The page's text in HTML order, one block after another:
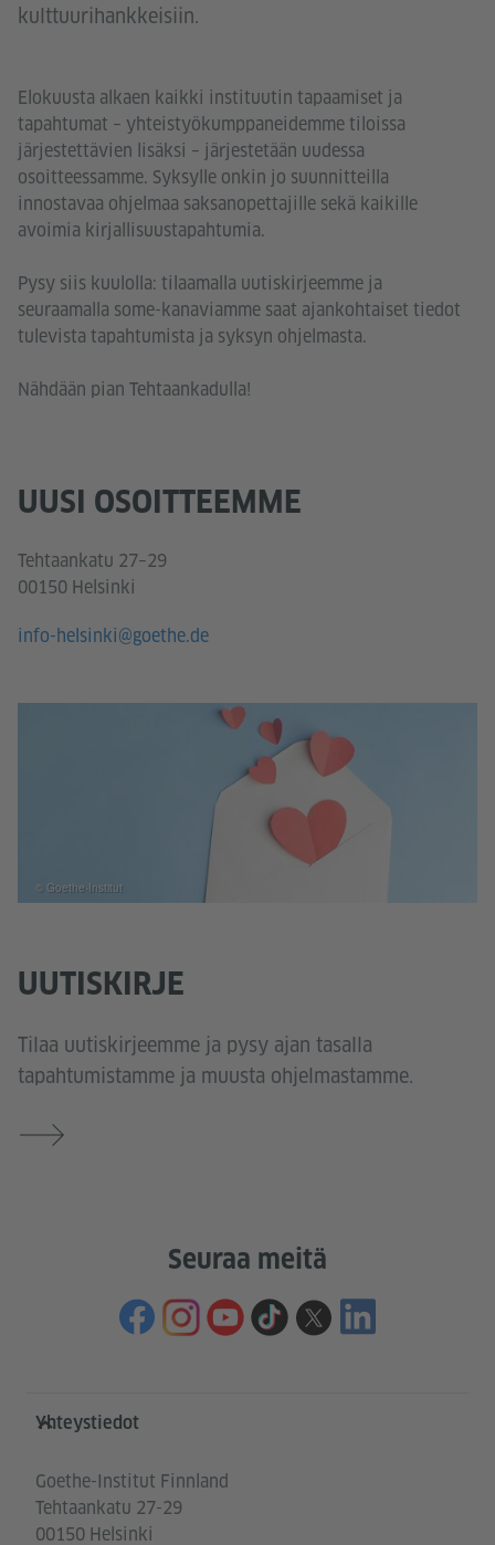
kulttuurihankkeisiin.
Elokuusta alkaen kaikki instituutin tapaamiset ja
tapahtumat – yhteistyökumppaneidemme tiloissa
järjestettävien lisäksi – järjestetään uudessa
osoitteessamme. Syksylle onkin jo suunnitteilla
innostavaa ohjelmaa saksanopettajille sekä kaikille
avoimia kirjallisuustapahtumia.
Pysy siis kuulolla: tilaamalla uutiskirjeemme ja
seuraamalla some-kanaviamme saat ajankohtaiset tiedot
tulevista tapahtumista ja syksyn ohjelmasta.
Nähdään pian Tehtaankadulla!
UUSI OSOITTEEMME
Tehtaankatu 27–29
00150 Helsinki
info-helsinki@goethe.de
UUTISKIRJE
Tilaa uutiskirjeemme ja pysy ajan tasalla
tapahtumistamme ja muusta ohjelmastamme.
© Goethe-Institut
Seuraa meitä
Service- und Informationsbereich
Yhteystiedot
Goethe-Institut Finnland
Tehtaankatu 27-29
00150 Helsinki